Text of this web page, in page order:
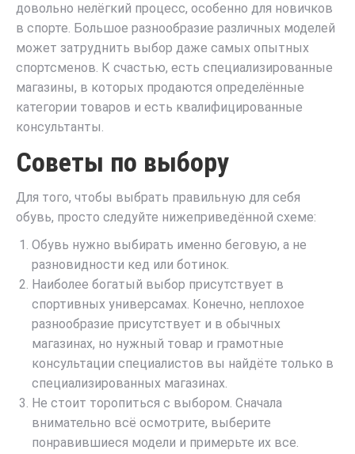
довольно нелёгкий процесс, особенно для новичков
в спорте. Большое разнообразие различных моделей
может затруднить выбор даже самых опытных
спортсменов. К счастью, есть специализированные
магазины, в которых продаются определённые
категории товаров и есть квалифицированные
консультанты.
Советы по выбору
Для того, чтобы выбрать правильную для себя
обувь, просто следуйте нижеприведённой схеме:
Обувь нужно выбирать именно беговую, а не
разновидности кед или ботинок.
Наиболее богатый выбор присутствует в
спортивных универсамах. Конечно, неплохое
разнообразие присутствует и в обычных
магазинах, но нужный товар и грамотные
консультации специалистов вы найдёте только в
специализированных магазинах.
Не стоит торопиться с выбором. Сначала
внимательно всё осмотрите, выберите
понравившиеся модели и примерьте их все.